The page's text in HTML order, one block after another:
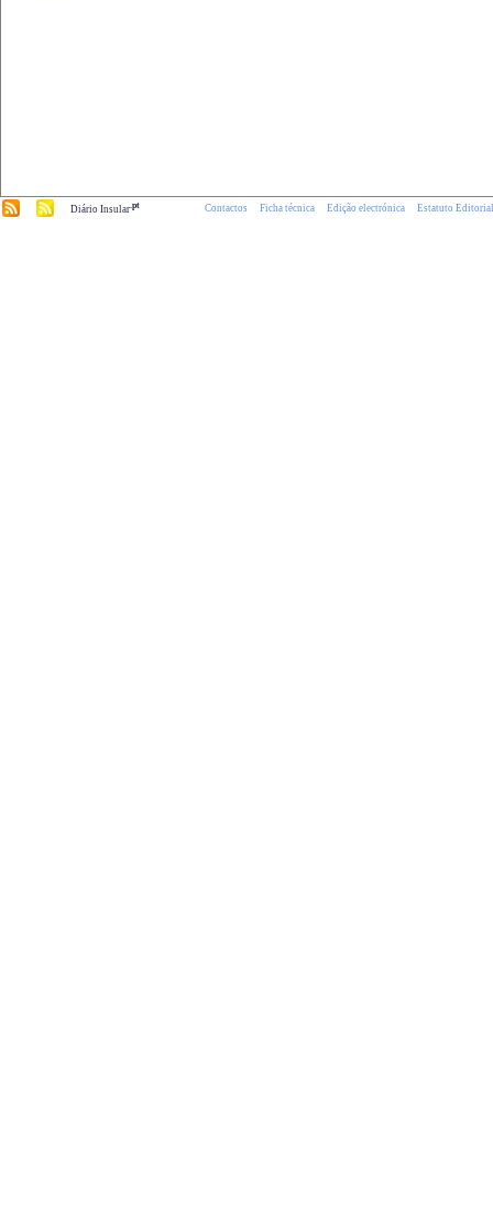
Diário Insular.pt Contactos Ficha técnica Edição electrónica Estatuto Editorial